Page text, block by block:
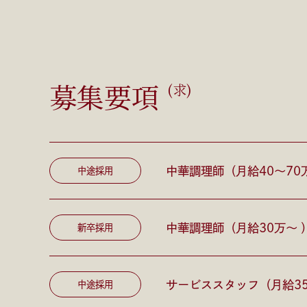
募集要項 (求)
中途採用 中華調理師（月給40〜70
新卒採用 中華調理師（月給30万〜 ）
中途採用 サービススタッフ（月給